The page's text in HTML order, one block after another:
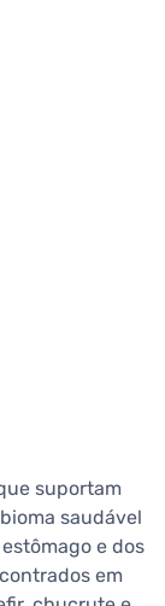
suportam
saudável
e dos
em